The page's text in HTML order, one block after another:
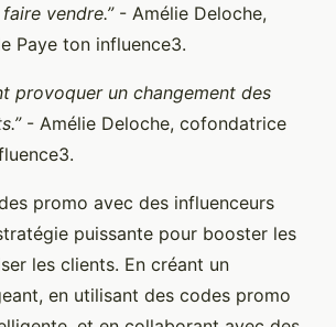
vendre.”- Amélie Deloche,
Paye ton influence3.
provoquer un changement des
- Amélie Deloche, cofondatrice
promo avec des influenceurs
puissante pour booster les
les clients. En créant un
en utilisant des codes promo